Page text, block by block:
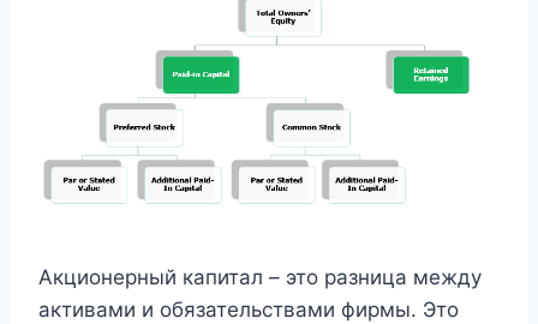
Акционерный капитал – это разница между
активами и обязательствами фирмы. Это